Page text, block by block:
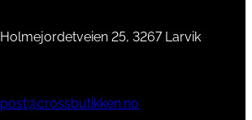
Holmejordetveien 25, 3267 Larvik
post@crossbutikken.no